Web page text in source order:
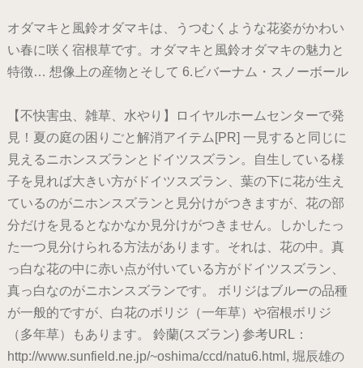
オダマキと風鈴オダマキは、うつむくような花姿がかわい
い春に咲く宿根草です。オダマキと風鈴オダマキの魅力と
特徴… 想像上の産物とそして 6.ビバーナム・スノーボール
【不快害虫、雑草、水やり】ロイヤルホームセンターで発
見！夏の庭の困りごと解消アイテム[PR] 一見すると同じに
見えるニホンスズランとドイツスズラン。自生している様
子を見れば大きい方がドイツスズラン、葉の下に花が生え
ているのがニホンスズランと見分けがつきますが、花の部
分だけを見るとなかなか見分けがつきません。しかしたっ
た一つ見分けられる方法があります。それは、花の中。真
っ白な花の中に赤い点が付いている方がドイツスズラン、
真っ白なのがニホンスズランです。 ボリジはブルーの品種
が一般的ですが、白花のボリジ（一年草）や宿根ボリジ
（多年草）もあります。 鈴蘭(スズラン) 参考URL：
http://www.sunfield.ne.jp/~oshima/ccd/natu6.html, 堀辰雄の